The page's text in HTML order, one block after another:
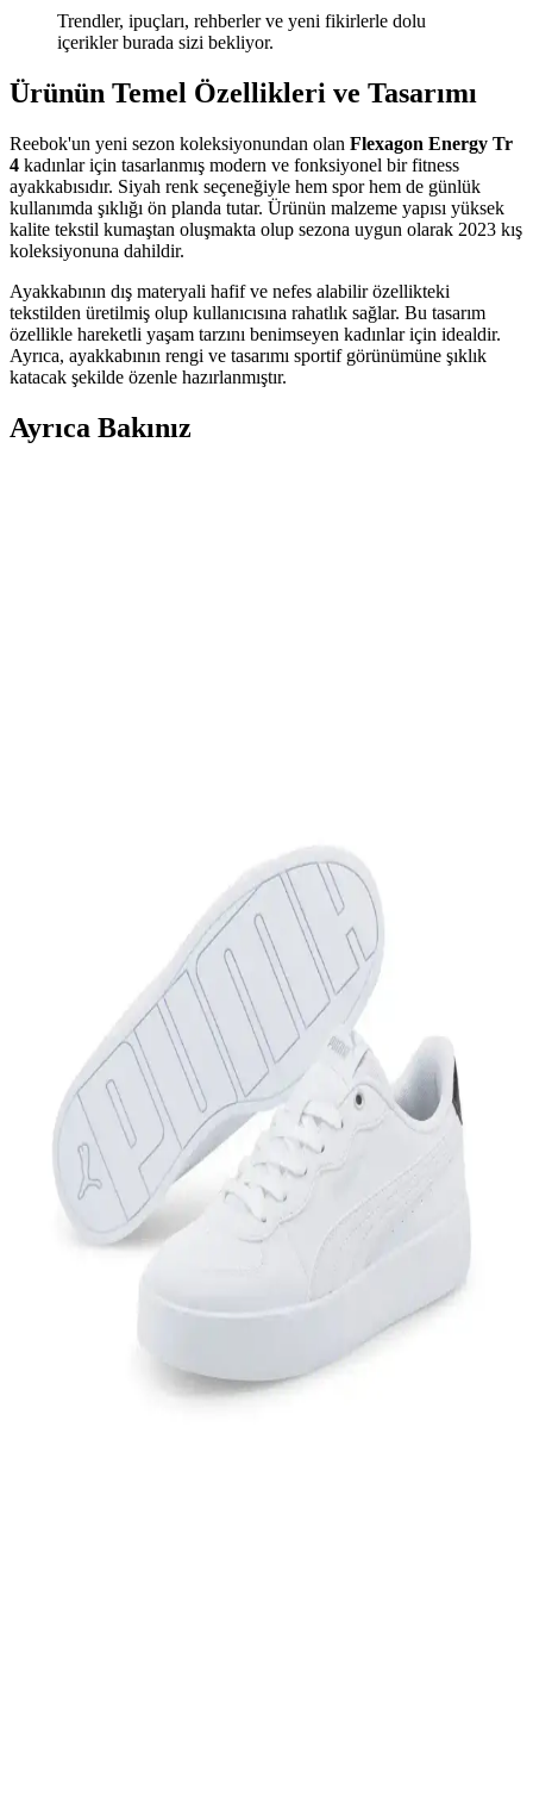
Trendler, ipuçları, rehberler ve yeni fikirlerle dolu
içerikler burada sizi bekliyor.
Ürünün Temel Özellikleri ve Tasarımı
Reebok'un yeni sezon koleksiyonundan olan Flexagon Energy Tr
4 kadınlar için tasarlanmış modern ve fonksiyonel bir fitness
ayakkabısıdır. Siyah renk seçeneğiyle hem spor hem de günlük
kullanımda şıklığı ön planda tutar. Ürünün malzeme yapısı yüksek
kalite tekstil kumaştan oluşmakta olup sezona uygun olarak 2023 kış
koleksiyonuna dahildir.
Ayakkabının dış materyali hafif ve nefes alabilir özellikteki
tekstilden üretilmiş olup kullanıcısına rahatlık sağlar. Bu tasarım
özellikle hareketli yaşam tarzını benimseyen kadınlar için idealdir.
Ayrıca, ayakkabının rengi ve tasarımı sportif görünümüne şıklık
katacak şekilde özenle hazırlanmıştır.
Ayrıca Bakınız
Konforlu Günlük Kullanım Modeli
Hammer Jack'in hakiki deri spor ayakkabısı, şıklık ve konforu bir
arada sunar. Modern renk ve geometrik desen detaylarıyla günlük ve
spor aktiviteleri için ideal, unisex tasarımıyla geniş kullanıcı kitlesine
Benetton BN-30196 3374 Bordo Kadın Spor
Ayakkabı: Şıklık ve Konforun Birleşimi
Benetton BN-30196, 3374 bordo kadın spor ayakkabısı, hafif, nefes
alabilir ve şık tasarımıyla günlük kullanım ve spor aktiviteleri için
ideal, konforlu ve dayanıklı bir seçenek sunar.
Nike Yeşil Sneaker Modelleri ve Fiyatlarıyla Stil ve
Konforu Bir Arada Sunar
Nike'nin yeşil sneaker koleksiyonu çeşitli modelleri, fiyat
seçenekleri ve kombin ipuçlarıyla şıklık ve rahatlığı bir arada sunar.
Nike Air Jordan Legacy 312 Low: Modern Tasarım
ve Yüksek Performanslı Spor Ayakkabısı
Nike Air Jordan Legacy 312 Low, şık tasarımı, konfor ve
dayanıklılığıyla günlük ve spor kullanımı için ideal, modern ve